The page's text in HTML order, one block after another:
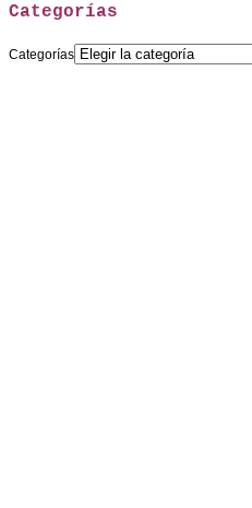
Categorías
Categorías